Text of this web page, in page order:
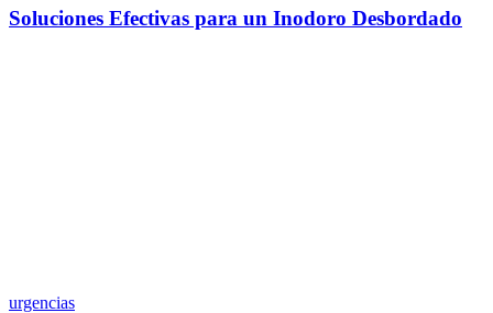
Soluciones Efectivas para un Inodoro Desbordado
urgencias